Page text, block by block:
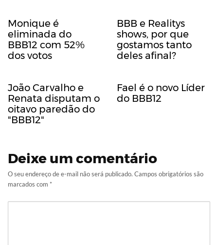
Monique é
eliminada do
BBB12 com 52%
dos votos
BBB e Realitys
shows, por que
gostamos tanto
deles afinal?
João Carvalho e
Renata disputam o
oitavo paredão do
"BBB12"
Fael é o novo Líder
do BBB12
Deixe um comentário
O seu endereço de e-mail não será publicado. Campos obrigatórios são
marcados com *